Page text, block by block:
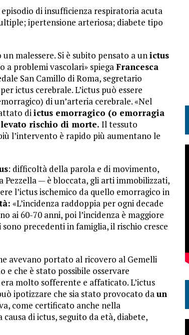
di insufficienza respiratoria acuta
ipertensione arteriosa; diabete tipo
malessere. Si è subito pensato a unictus
a problemi vascolari» spiegaFrancesca
San Camillo di Roma, segretario
ictus cerebrale. L’ictus può essere
di un’arteria cerebrale. «Nel
diictus emorragico (o emorragia
rischio di morte. Il tessuto
l’intervento è rapido più aumentano le
: difficoltà della parola e di movimento,
Pezzella — è bloccata, gli arti immobilizzati,
l’ictus ischemico da quello emorragico in
«L’incidenza raddoppia per ogni decade
ai 60-70 anni, poi l’incidenza è maggiore
precedenti in famiglia, il rischio cresce
avevano portato al ricovero al Gemelli
e che è stato possibile osservare
molto sofferente e affaticato. L’ictus
ipotizzare che sia stato provocato daun
come certificato anche nella
di ictus, seguito da età, diabete,